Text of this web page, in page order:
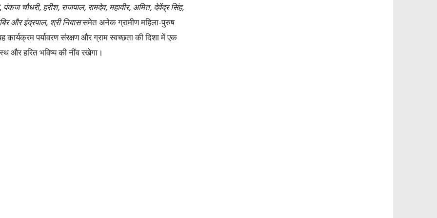
, पंकज चौधरी, हरीश, राजपाल, रामदेव, महावीर, अमित, देवेंद्र सिंह,
और इंद्रपाल, श्री निवाससमेत अनेक ग्रामीण महिला-पुरुष
पर्यावरण संरक्षण और ग्राम स्वच्छता की दिशा में एक
और हरित भविष्य की नींव रखेगा।